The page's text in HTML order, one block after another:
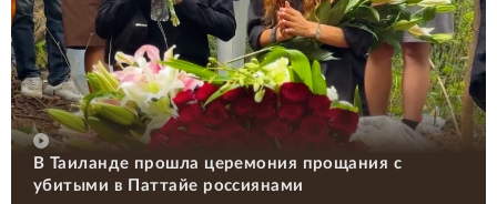
В Таиланде прошла церемония прощания с
убитыми в Паттайе россиянами